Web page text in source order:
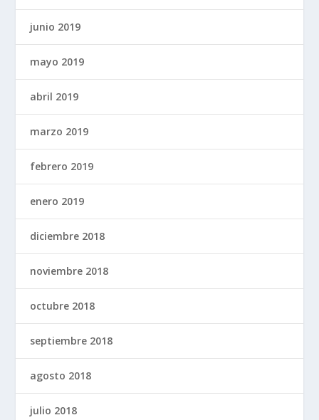
junio 2019
mayo 2019
abril 2019
marzo 2019
febrero 2019
enero 2019
diciembre 2018
noviembre 2018
octubre 2018
septiembre 2018
agosto 2018
julio 2018